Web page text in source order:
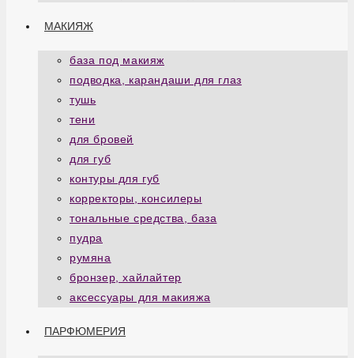
МАКИЯЖ
база под макияж
подводка, карандаши для глаз
тушь
тени
для бровей
для губ
контуры для губ
корректоры, консилеры
тональные средства, база
пудра
румяна
бронзер, хайлайтер
аксессуары для макияжа
ПАРФЮМЕРИЯ